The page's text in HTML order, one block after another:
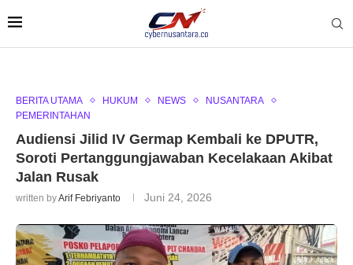
BERITA UTAMA HUKUM NEWS
NUSANTARA
PEMERINTAHAN
Audiensi Jilid IV Germap Kembali ke DPUTR,
Soroti Pertanggungjawaban Kecelakaan Akibat
Jalan Rusak
written byArif Febriyanto Juni 24, 2026